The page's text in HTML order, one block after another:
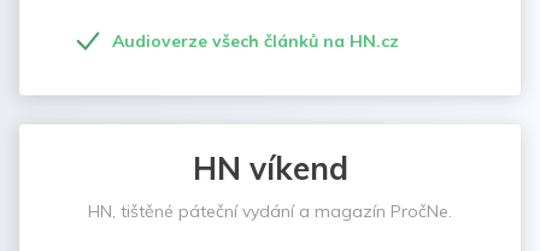
Audioverze všech článků na HN.cz
HN víkend
HN, tištěné páteční vydání a magazín PročNe.